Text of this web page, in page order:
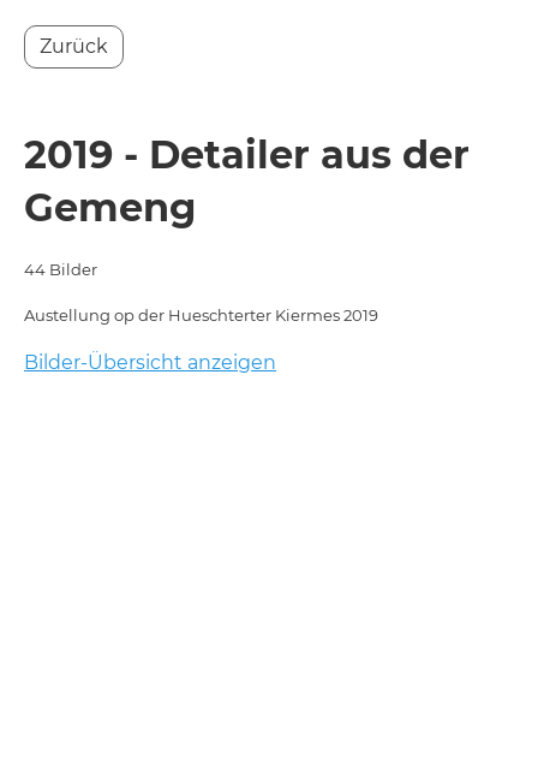
Zurück
2019 - Detailer aus der
Gemeng
44 Bilder
Austellung op der Hueschterter Kiermes 2019
Bilder-Übersicht anzeigen